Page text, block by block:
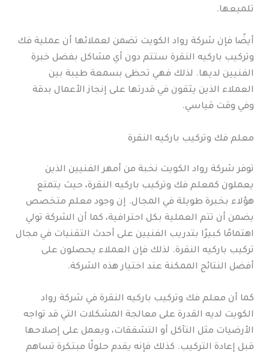
تلميعها.
أيضًا فإن شركة رواد الكويت تضمن لعملائها أن عملية فك
وتركيب باركيه النقرة ستتم دون أي مشاكل بفضل خبرة
الفنيين لديها. لذلك فهي تحظى بسمعة طيبة بين
العملاء الذين يثقون في قدرتها على إنجاز الأعمال بدقة
وفي وقت قياسي.
معلم فك وتركيب باركيه النقرة
توفر شركة رواد الكويت نخبة من أمهر الفنيين الذين
يعملون كمعلم فك وتركيب باركيه النقرة، حيث يتمتع
هؤلاء بخبرة طويلة في المجال. إن وجود معلم متخصص
يضمن أن تتم العملية بكل احترافية، كما أن الشركة تولي
اهتمامًا كبيرًا بتدريب الفنيين على أحدث التقنيات في مجال
تركيب باركيه النقرة. لذلك فإن العملاء يحصلون على
أفضل النتائج الممكنة عند اختيار هذه الشركة.
كما أن معلم فك وتركيب باركيه النقرة في شركة رواد
الكويت لديه القدرة على معالجة المشكلات التي قد تواجه
الأرضيات مثل التآكل أو التشققات، ويعمل على إصلاحها
قبل إعادة التركيب. كذلك فإنه يقدم حلولًا مبتكرة تساهم